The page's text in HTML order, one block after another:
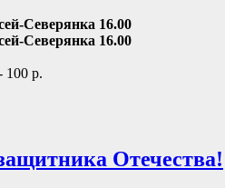
Северянка 16.00
Северянка 16.00
100 р.
Отечества!